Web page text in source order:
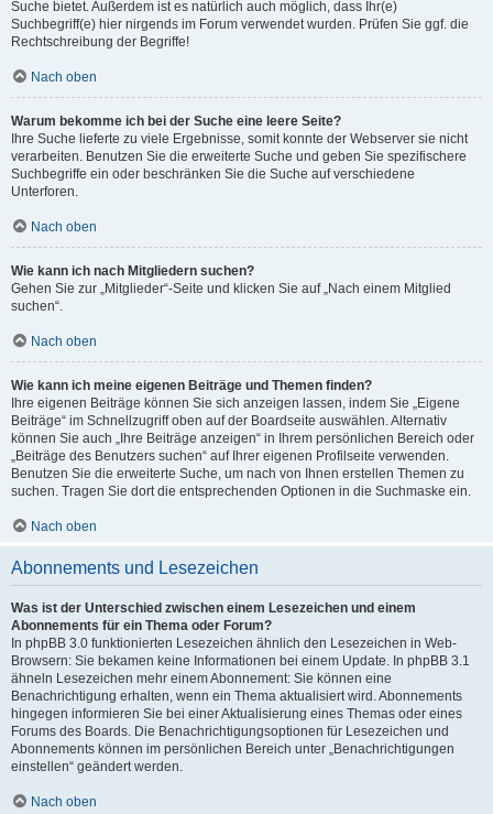
Suche bietet. Außerdem ist es natürlich auch möglich, dass Ihr(e)
Suchbegriff(e) hier nirgends im Forum verwendet wurden. Prüfen Sie ggf. die
Rechtschreibung der Begriffe!
Nach oben
Warum bekomme ich bei der Suche eine leere Seite?
Ihre Suche lieferte zu viele Ergebnisse, somit konnte der Webserver sie nicht
verarbeiten. Benutzen Sie die erweiterte Suche und geben Sie spezifischere
Suchbegriffe ein oder beschränken Sie die Suche auf verschiedene
Unterforen.
Nach oben
Wie kann ich nach Mitgliedern suchen?
Gehen Sie zur „Mitglieder“-Seite und klicken Sie auf „Nach einem Mitglied
suchen“.
Nach oben
Wie kann ich meine eigenen Beiträge und Themen finden?
Ihre eigenen Beiträge können Sie sich anzeigen lassen, indem Sie „Eigene
Beiträge“ im Schnellzugriff oben auf der Boardseite auswählen. Alternativ
können Sie auch „Ihre Beiträge anzeigen“ in Ihrem persönlichen Bereich oder
„Beiträge des Benutzers suchen“ auf Ihrer eigenen Profilseite verwenden.
Benutzen Sie die erweiterte Suche, um nach von Ihnen erstellen Themen zu
suchen. Tragen Sie dort die entsprechenden Optionen in die Suchmaske ein.
Nach oben
Abonnements und Lesezeichen
Was ist der Unterschied zwischen einem Lesezeichen und einem
Abonnements für ein Thema oder Forum?
In phpBB 3.0 funktionierten Lesezeichen ähnlich den Lesezeichen in Web-
Browsern: Sie bekamen keine Informationen bei einem Update. In phpBB 3.1
ähneln Lesezeichen mehr einem Abonnement: Sie können eine
Benachrichtigung erhalten, wenn ein Thema aktualisiert wird. Abonnements
hingegen informieren Sie bei einer Aktualisierung eines Themas oder eines
Forums des Boards. Die Benachrichtigungsoptionen für Lesezeichen und
Abonnements können im persönlichen Bereich unter „Benachrichtigungen
einstellen“ geändert werden.
Nach oben